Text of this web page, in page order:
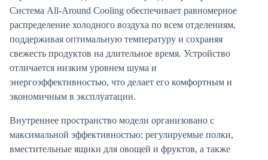
Система All-Around Cooling обеспечивает равномерное
распределение холодного воздуха по всем отделениям,
поддерживая оптимальную температуру и сохраняя
свежесть продуктов на длительное время. Устройство
отличается низким уровнем шума и
энергоэффективностью, что делает его комфортным и
экономичным в эксплуатации.
Внутреннее пространство модели организовано с
максимальной эффективностью: регулируемые полки,
вместительные ящики для овощей и фруктов, а также